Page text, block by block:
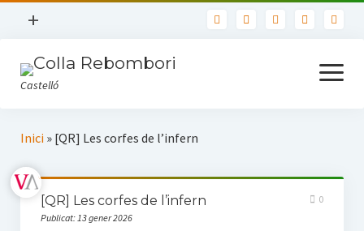
open
+
Nosaltres
Contacte
Castelló
open
menu
Inici
Llibres
TOTS ELS LLIBRES
Inici» [QR] Les corfes de l’infern
[QR] Les corfes de l’infern
Publicat: 13 gener 2026
0